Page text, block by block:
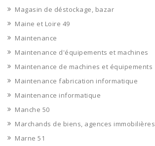
Magasin de déstockage, bazar
Maine et Loire 49
Maintenance
Maintenance d'équipements et machines
Maintenance de machines et équipements
Maintenance fabrication informatique
Maintenance informatique
Manche 50
Marchands de biens, agences immobilières
Marne 51